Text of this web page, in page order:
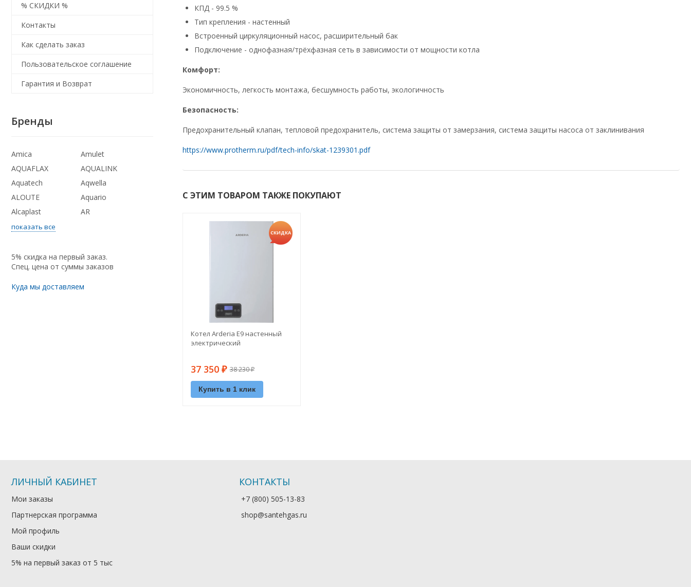
КПД - 99.5 %
Тип крепления - настенный
Встроенный циркуляционный насос, расширительный бак
Подключение - однофазная/трёхфазная сеть в зависимости от мощности котла
Комфорт:
Экономичность, легкость монтажа, бесшумность работы, экологичность
Безопасность:
Предохранительный клапан, тепловой предохранитель, система защиты от замерзания, система защиты насоса от заклинивания
https://www.protherm.ru/pdf/tech-info/skat-1239301.pdf
С ЭТИМ ТОВАРОМ ТАКЖЕ ПОКУПАЮТ
СКИДКА
Котел Arderia E9 настенный
электрический
37 350 ₽ 38 230₽
Купить в 1 клик
% СКИДКИ %
Контакты
Как сделать заказ
Пользовательское соглашение
Гарантия и Возврат
Бренды
Amica
Amulet
AQUAFLAX
AQUALINK
Aquatech
Aqwella
ALOUTE
Aquario
Alcaplast
AR
показать все
5% скидка на первый заказ.
Спец. цена от суммы заказов
Куда мы доставляем
ЛИЧНЫЙ КАБИНЕТ
Мои заказы
Партнерская программа
Мой профиль
Ваши скидки
5% на первый заказ от 5 тыс
КОНТАКТЫ
+7 (800) 505-13-83
shop@santehgas.ru